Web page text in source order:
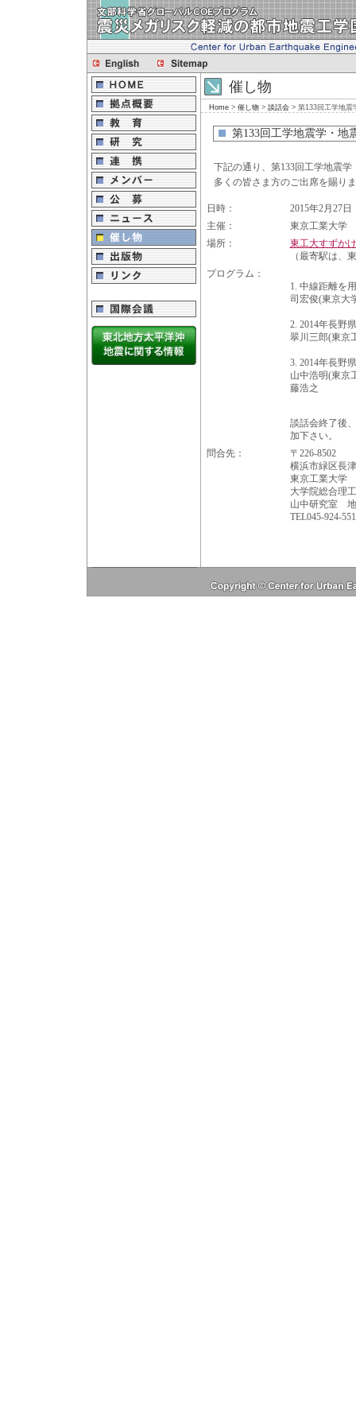
催し物
Home > 催し物 > 談話会 > 第133回工学地震
第133回工学地震学・地
下記の通り、第133回工学地震
多くの皆さま方のご出席を賜り
日時：
2015年2月27日
主催：
東京工業大学
場所：
東工大すずか
（最寄駅は、
プログラム：
1. 中線距離を
司宏俊(東京大
2. 2014年長野
翠川三郎(東京
3. 2014年長野
山中浩明(東京
藤浩之
談話会終了後
加下さい。
問合先：
〒226-8502
横浜市緑区長
東京工業大学
大学院総合理
山中研究室
TEL045-924-